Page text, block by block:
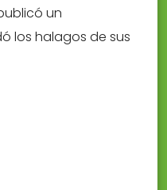
un
los halagos de sus